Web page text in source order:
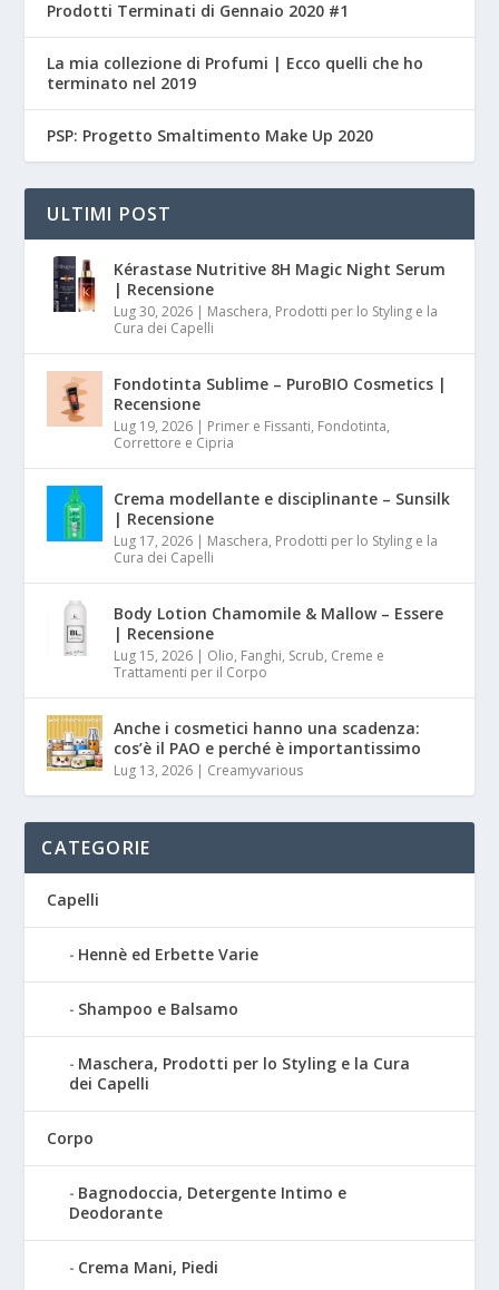
Prodotti Terminati di Gennaio 2020 #1
La mia collezione di Profumi | Ecco quelli che ho
terminato nel 2019
PSP: Progetto Smaltimento Make Up 2020
ULTIMI POST
Kérastase Nutritive 8H Magic Night Serum
| Recensione
Lug 30, 2026 | Maschera, Prodotti per lo Styling e la
Cura dei Capelli
Fondotinta Sublime – PuroBIO Cosmetics |
Recensione
Lug 19, 2026 | Primer e Fissanti, Fondotinta,
Correttore e Cipria
Crema modellante e disciplinante – Sunsilk
| Recensione
Lug 17, 2026 | Maschera, Prodotti per lo Styling e la
Cura dei Capelli
Body Lotion Chamomile & Mallow – Essere
| Recensione
Lug 15, 2026 | Olio, Fanghi, Scrub, Creme e
Trattamenti per il Corpo
Anche i cosmetici hanno una scadenza:
cos’è il PAO e perché è importantissimo
Lug 13, 2026 | Creamyvarious
CATEGORIE
Capelli
Hennè ed Erbette Varie
Shampoo e Balsamo
Maschera, Prodotti per lo Styling e la Cura
dei Capelli
Corpo
Bagnodoccia, Detergente Intimo e
Deodorante
Crema Mani, Piedi